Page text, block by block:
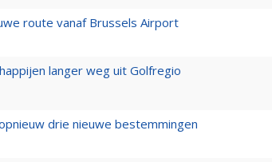
route vanaf Brussels Airport
langer weg uit Golfregio
drie nieuwe bestemmingen